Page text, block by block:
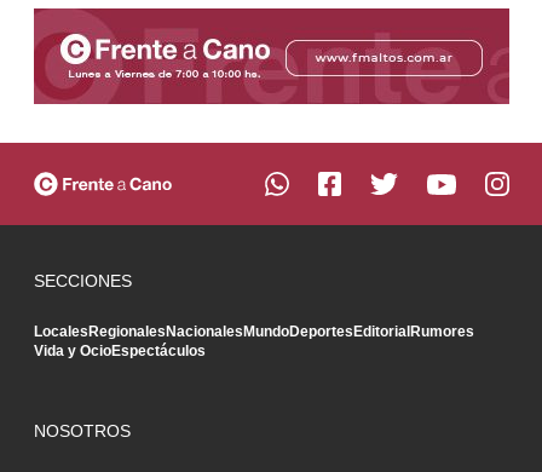
SECCIONES
Locales Regionales Nacionales MundoDeportes Editorial Rumores
Vida y OcioEspectáculos
NOSOTROS